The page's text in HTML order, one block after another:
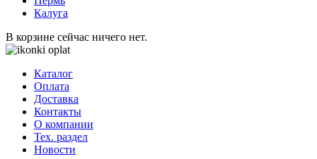
Калуга
В корзине сейчас ничего нет.
Каталог
Оплата
Доставка
Контакты
О компании
Тех. раздел
Новости